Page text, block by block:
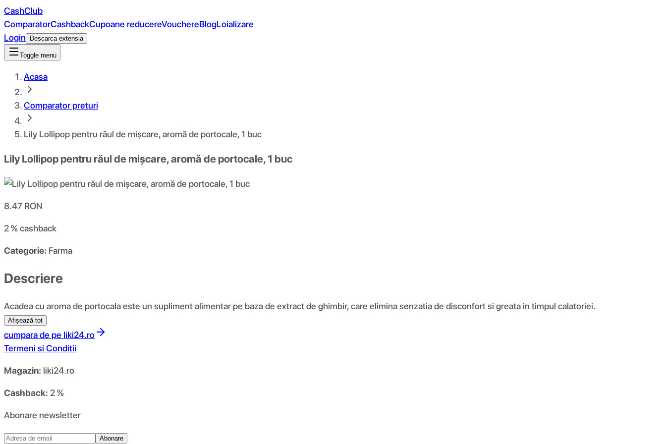
CashClub
ComparatorCashbackCupoane reducereVouchereBlogLoializare
Login
Descarca extensia
Toggle menu
Acasa
Comparator preturi
Lily Lollipop pentru răul de mișcare, aromă de portocale, 1 buc
Lily Lollipop pentru răul de mișcare, aromă de portocale, 1 buc
8.47 RON
2 %cashback
Categorie: Farma
Descriere
Acadea cu aroma de portocala este un supliment alimentar pe baza de extract de ghimbir, care elimina senzatia de disconfort si greata in timpul calatoriei.
Afișează tot
cumpara de pe liki24.ro
Termeni si Conditii
Magazin: liki24.ro
Cashback: 2 %
Abonare newsletter
Abonare